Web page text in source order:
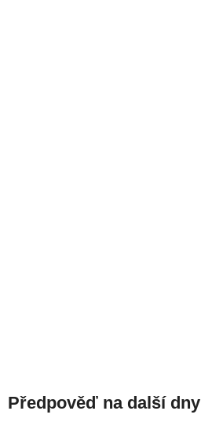
Předpověď na další dny